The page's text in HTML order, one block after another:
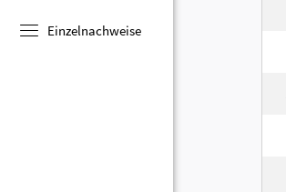
Einzelnachweise